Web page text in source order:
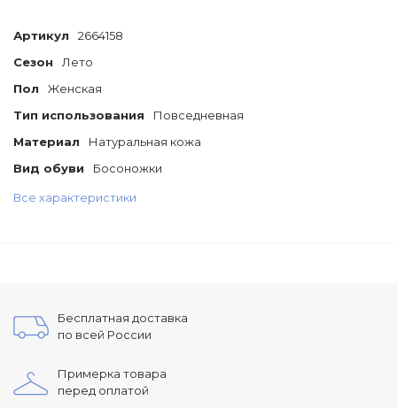
Артикул
2664158
Сезон
Лето
Пол
Женская
Тип использования
Повседневная
Материал
Натуральная кожа
Вид обуви
Босоножки
Все характеристики
Бесплатная доставка
по всей России
Примерка товара
перед оплатой